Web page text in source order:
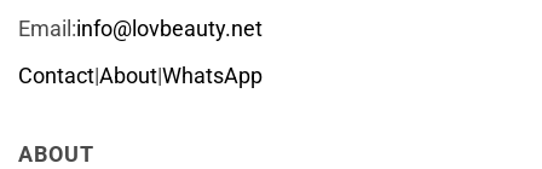
Email:info@lovbeauty.net
Contact|About|WhatsApp
ABOUT